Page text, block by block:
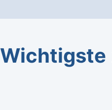
Wichtigste